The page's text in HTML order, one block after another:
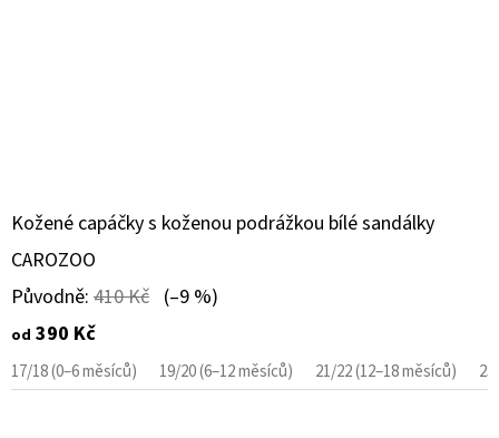
Kožené capáčky s koženou podrážkou bílé sandálky
CAROZOO
Původně: 410 Kč (–9 %)
od 390 Kč
17/18 (0–6 měsíců) 19/20 (6–12 měsíců) 21/22 (12–18 měsíců)